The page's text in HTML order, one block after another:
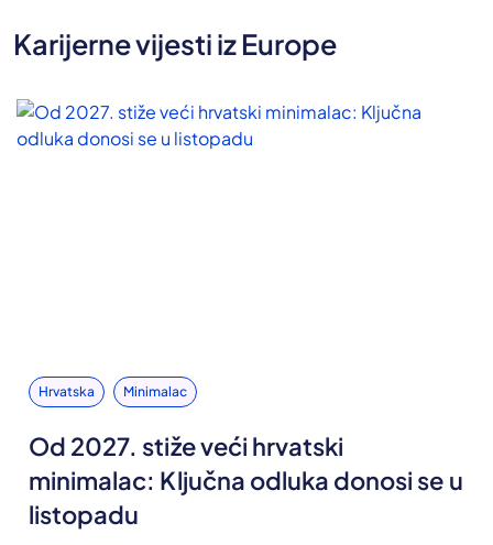
Karijerne vijesti iz Europe
Hrvatska Minimalac
Od 2027. stiže veći hrvatski
minimalac: Ključna odluka donosi se u
listopadu